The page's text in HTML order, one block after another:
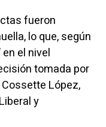
fueron
lo que, según
el nivel
tomada por
López,
y